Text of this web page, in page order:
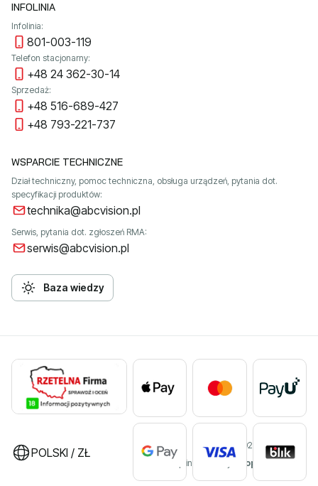
INFOLINIA
Infolinia:
801-003-119
Telefon stacjonarny:
+48 24 362-30-14
Sprzedaż:
+48 516-689-427
+48 793-221-737
WSPARCIE TECHNICZNE
Dział techniczny, pomoc techniczna, obsługa urządzeń, pytania dot.
specyfikacji produktów:
technika@abcvision.pl
Serwis, pytania dot. zgłoszeń RMA:
serwis@abcvision.pl
Baza wiedzy
POLSKI / ZŁ
©2026 ABC VISION
Sklep internetowy
Shoper Premium